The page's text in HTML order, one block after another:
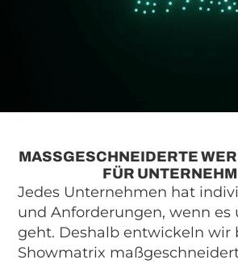
MASSGESCHNEIDERTE
ÜR
Jedes Unternehmen hat
und Anforderungen, wenn es
geht. Deshalb entwickeln wir
Showmatrix